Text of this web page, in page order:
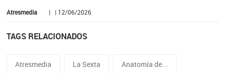
Atresmedia | | 12/06/2026
TAGS RELACIONADOS
Atresmedia La Sexta Anatomía de...